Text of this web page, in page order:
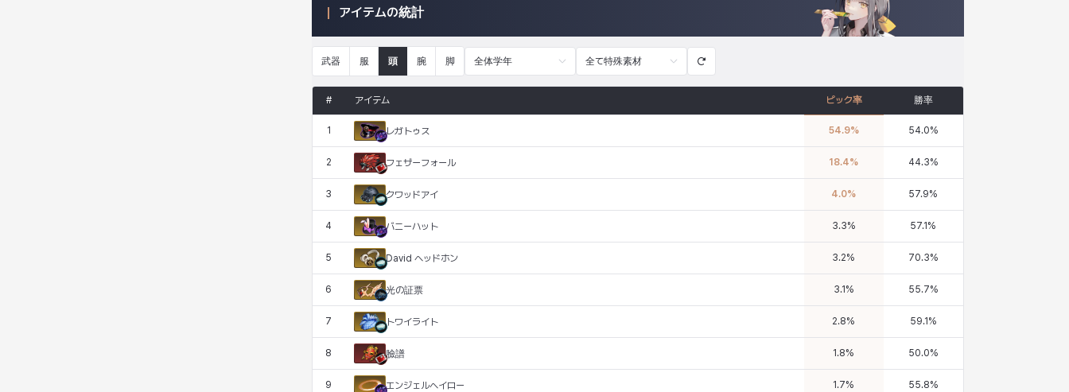
アイテムの統計
武器 服 頭 腕 脚 全体学年 全て特殊素材
# アイテム ピック率 勝率
1 レガトゥス 54.9% 54.0%
2 フェザーフォール 18.4% 44.3%
3 クワッドアイ 4.0% 57.9%
4 バニーハット 3.3% 57.1 %
5 David ヘッドホン 3.2% 70.3%
6 光の証票 3.1 % 55.7%
7 トワイライト 2.8% 59.1 %
8 臉譜 1.8% 50.0%
9 エンジェルヘイロー 1.7% 55.8%